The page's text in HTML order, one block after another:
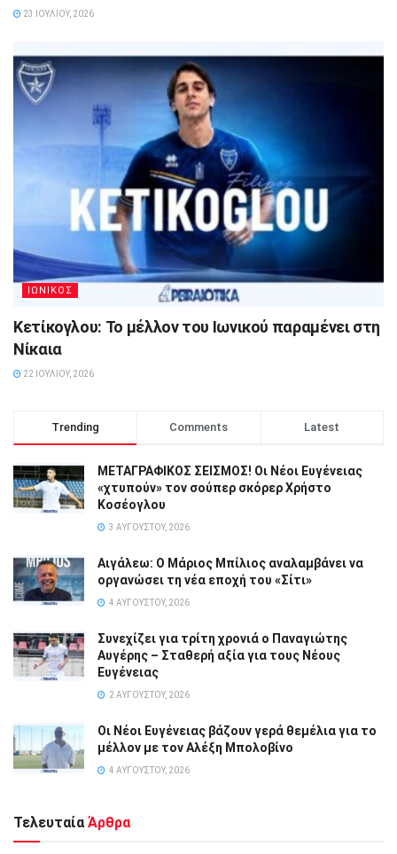
23 ΙΟΥΛΊΟΥ, 2026
ΙΩΝΙΚΟΣ
Κετίκογλου: Το μέλλον του Ιωνικού παραμένει στη
Νίκαια
22 ΙΟΥΛΊΟΥ, 2026
Trending Comments Latest
ΜΕΤΑΓΡΑΦΙΚΟΣ ΣΕΙΣΜΟΣ! Οι Νέοι Ευγένειας
«χτυπούν» τον σούπερ σκόρερ Χρήστο
Κοσέογλου
3 ΑΥΓΟΎΣΤΟΥ, 2026
Αιγάλεω: Ο Μάριος Μπίλιος αναλαμβάνει να
οργανώσει τη νέα εποχή του «Σίτι»
4 ΑΥΓΟΎΣΤΟΥ, 2026
Συνεχίζει για τρίτη χρονιά ο Παναγιώτης
Αυγέρης – Σταθερή αξία για τους Νέους
Ευγένειας
2 ΑΥΓΟΎΣΤΟΥ, 2026
Οι Νέοι Ευγένειας βάζουν γερά θεμέλια για το
μέλλον με τον Αλέξη Μπολοβίνο
4 ΑΥΓΟΎΣΤΟΥ, 2026
Τελευταία Άρθρα